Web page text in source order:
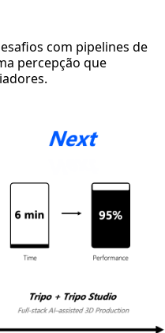
com pipelines de
percepção que